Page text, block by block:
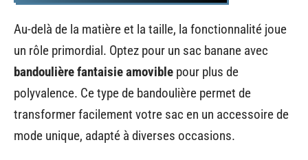
Au-delà de la matière et la taille, la fonctionnalité joue
un rôle primordial. Optez pour un sac banane avec
bandoulière fantaisie amovible pour plus de
polyvalence. Ce type de bandoulière permet de
transformer facilement votre sac en un accessoire de
mode unique, adapté à diverses occasions.